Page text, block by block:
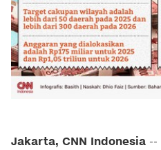
Jakarta, CNN Indonesia --